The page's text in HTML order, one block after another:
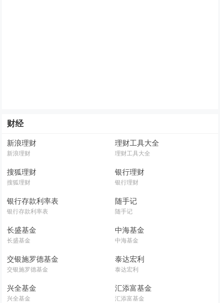
财经
新浪理财
新浪理财
理财工具大全
理财工具大全
搜狐理财
搜狐理财
银行理财
银行理财
银行存款利率表
银行存款利率表
随手记
随手记
长盛基金
长盛基金
中海基金
中海基金
交银施罗德基金
交银施罗德基金
泰达宏利
泰达宏利
兴全基金
兴全基金
汇添富基金
汇添富基金